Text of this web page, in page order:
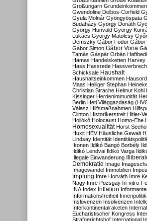
Großungarn Grundeinkommen
Gwendoline Delbos-Corfield
Gyula Molnár Gyöngyöspata
Budaházy György Donáth
György Hunvald György
Lukács György Matolcsy Győr
Demszky Gábor Fodor Gábor
Gábor Simon Gábor Vona
Tamás Gáspár Orbán
Hamas Handelsketten Harvey
Hass Hassrede
Schicksale Haushalt
Haushaltseinkommen
Maas Heiliger Stephan
Christian Strache Helmut Kohl
Kissinger Herdenimmunität
Berlin Heti Világgazdaság
Válasz Hilfsmaßnahmen
Clinton Historikerstreit Hitler-
Hollókő Holocaust Homo-Ehe
Homosexualität Horst
Huxit HÉV Häusliche Gewalt
Lindsay Identität
Ikonen Ildikó Bangó Borbély
Ildikó Lendvai Ildikó Varga
Illegale Einwanderung
Demokratie Image
Imagewandel Immobilien
Impfung Imre Horváth Imre
Nagy Imre Pozsgay In-vitro-
INA Index Inflation
Informationsfreiheit Innenpolitik
Inslovenzen Insolvenzen
Interkontinentalraketen
Eucharistischer Kongress
Strafgerichtshof International